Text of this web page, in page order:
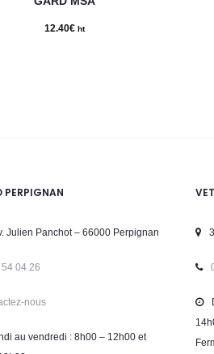
12.40€ ht
PERPIGNAN
Julien Panchot – 66000 Perpignan
04 26
nous
au vendredi : 8h00 – 12h00 et